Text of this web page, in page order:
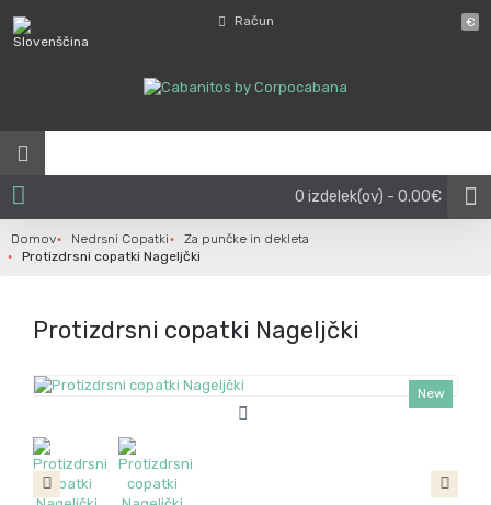
Račun €
0 izdelek(ov) - 0.00€
Domov Nedrsni Copatki
Za punčke in dekleta
Protizdrsni copatki Nageljčki
Protizdrsni copatki Nageljčki
New